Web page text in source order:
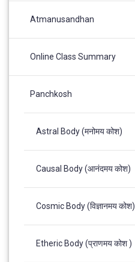
Atmanusandhan
Online Class Summary
Panchkosh
Astral Body (मनोमय कोश)
Causal Body (आनंदमय कोश)
Cosmic Body (विज्ञानमय कोश)
Etheric Body (प्राणमय कोश )